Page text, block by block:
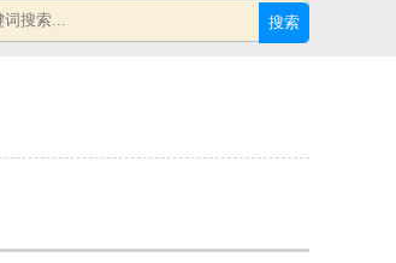
搜索